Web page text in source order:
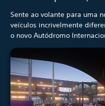
Sente ao volante para uma
veículos incrivelmente
o novo Autódromo